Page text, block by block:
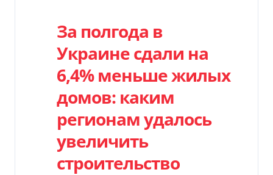
За полгода в
Украине сдали на
6,4% меньше жилых
домов: каким
регионам удалось
увеличить
строительство